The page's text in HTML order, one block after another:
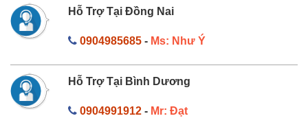
Hỗ Trợ Tại Đồng Nai
0904985685- Ms: Như Ý
Hỗ Trợ Tại Bình Dương
0904991912- Mr: Đạt